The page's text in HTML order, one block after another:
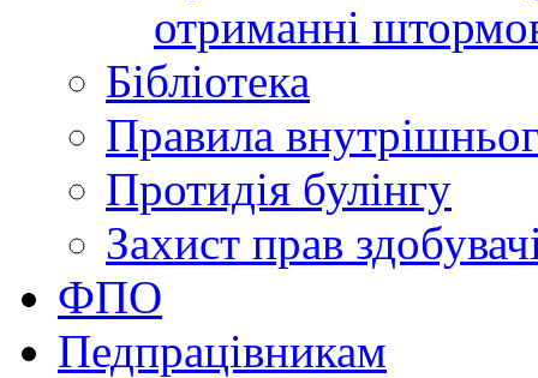
отриманні
Бібліотека
Правила
Протидія булінгу
Захист прав
ФПО
Педпрацівникам